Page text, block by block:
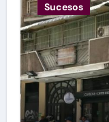
Sucesos